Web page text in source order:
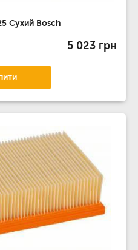
Сухий Bosch
5 023 грн